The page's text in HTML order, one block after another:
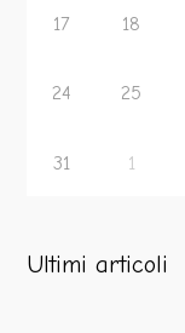
17 18
24 25
31 1
Ultimi articoli